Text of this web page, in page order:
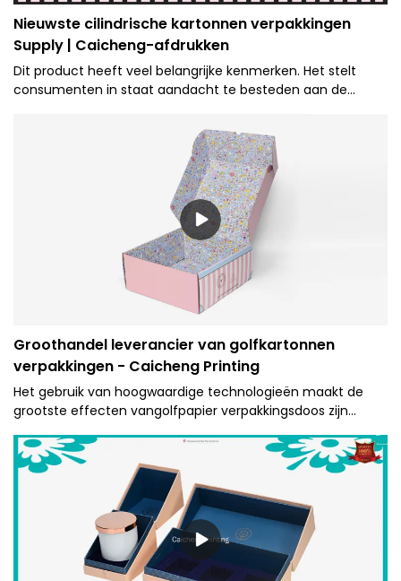
Nieuwste cilindrische kartonnen verpakkingen
Supply | Caicheng-afdrukken
Dit product heeft veel belangrijke kenmerken. Het stelt
consumenten in staat aandacht te besteden aan de
naamsbekendheid te stimuleren of te creëren.
Groothandel leverancier van golfkartonnen
verpakkingen - Caicheng Printing
Het gebruik van hoogwaardige technologieën maakt de
grootste effecten vangolfpapier verpakkingsdoos zijn
toepassingsgebied en is nu geschikt voor de velden.